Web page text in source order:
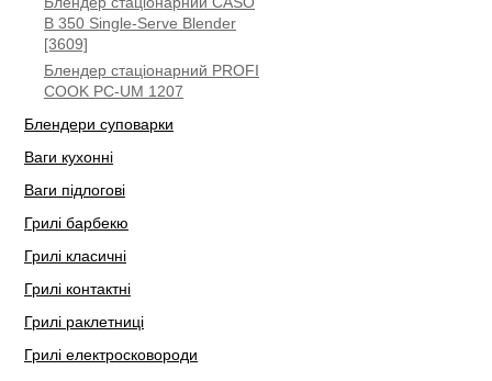
B 350 Single-Serve Blender
[3609]
Блендер стаціонарний PROFI
COOK PC-UM 1207
Блендери суповарки
Ваги кухонні
Ваги підлогові
Грилі барбекю
Грилі класичні
Грилі контактні
Грилі раклетниці
Грилі електросковороди